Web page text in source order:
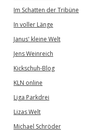
Im Schatten der Tribüne
In voller Länge
Janus' kleine Welt
Jens Weinreich
Kickschuh-Blog
KLN online
Liga Parkdrei
Lizas Welt
Michael Schröder